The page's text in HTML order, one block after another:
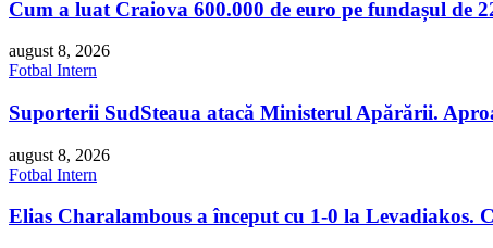
Cum a luat Craiova 600.000 de euro pe fundașul de
august 8, 2026
Fotbal Intern
Suporterii SudSteaua atacă Ministerul Apărării.
august 8, 2026
Fotbal Intern
Elias Charalambous a început cu 1-0 la Levadiakos.